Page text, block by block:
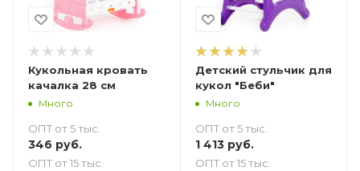
Кукольная кровать
качалка 28 см
Много
ОПТ от 5 тыс.
346 руб.
ОПТ от 15 тыс.
Детский стульчик для
кукол "Беби"
Много
ОПТ от 5 тыс.
1 413руб.
ОПТ от 15 тыс.